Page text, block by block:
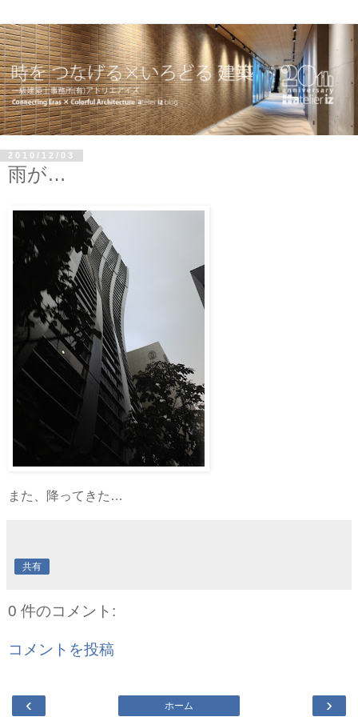
2010/12/03
雨が…
また、降ってきた…
共有
0 件のコメント:
コメントを投稿
‹ ›
ホーム